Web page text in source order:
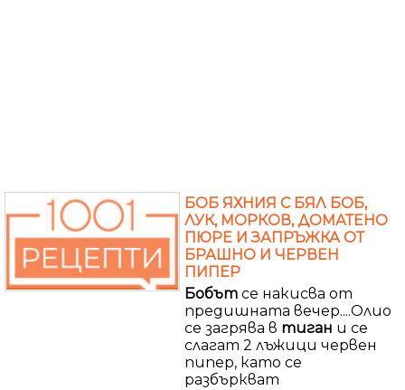
БОБ ЯХНИЯ С БЯЛ БОБ,
ЛУК, МОРКОВ, ДОМАТЕНО
ПЮРЕ И ЗАПРЪЖКА ОТ
БРАШНО И ЧЕРВЕН
ПИПЕР
Бобът се накисва от
предишната вечер....Олио
се загрява в тиган и се
слагат 2 лъжици червен
пипер, като се
разбъркват